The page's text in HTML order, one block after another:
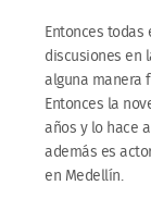
Entonces todas
discusiones en
alguna manera
Entonces la
años y lo hace
además es
en Medellín.